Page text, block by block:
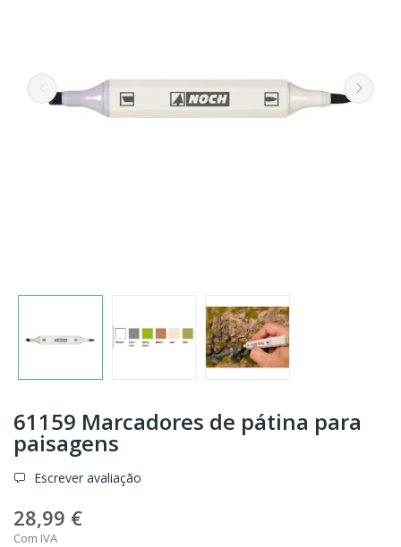
61159 Marcadores de pátina para
paisagens
Escrever avaliação
28,99 €
Com IVA